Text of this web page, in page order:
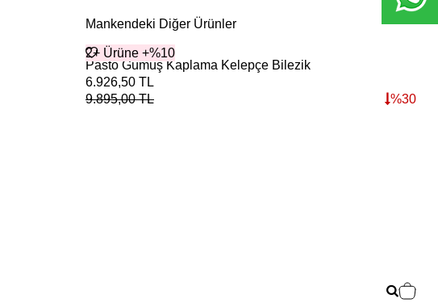
Mankendeki Diğer Ürünler
2+ Ürüne +%10
Pasto Gümüş Kaplama Kelepçe Bilezik
6.926,50 TL
9.895,00TL %30